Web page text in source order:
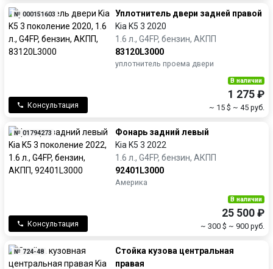
№ 000151603
Уплотнитель двери задней правой
Kia K5 3 2020
1.6 л., G4FP, бензин, АКПП
83120L3000
уплотнитель проема двери
Консультация
В наличии
1 275 ₽
~ 15 $ ~ 45 руб.
№ 01794273
Фонарь задний левый
Kia K5 3 2022
1.6 л., G4FP, бензин, АКПП
92401L3000
Америка
Консультация
В наличии
25 500 ₽
~ 300 $ ~ 900 руб.
№ 724-48
Стойка кузова центральная
правая